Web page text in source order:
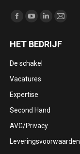
Vind ons op:
Facebook
opens
YouTube
opens
in
Linkedin
opens
Mail
opens
HET BEDRIJF
De schakel
Vacatures
Expertise
Second Hand
AVG/Privacy
Leveringsvoorwaarden